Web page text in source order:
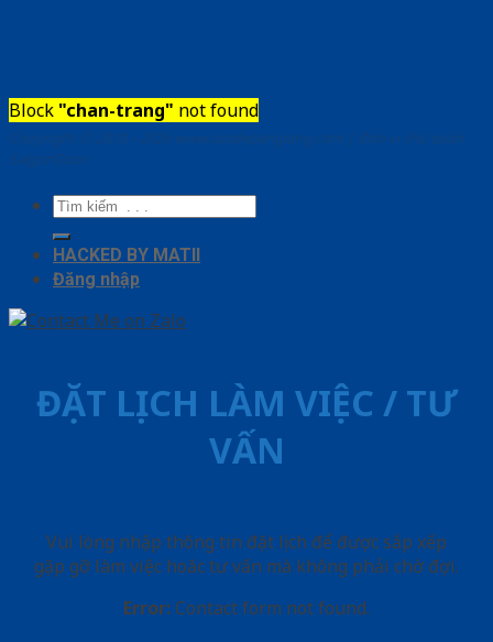
Block "chan-trang" not found
Copyright ⓒ 2010 – 2026 www.cuadepangiang.com | Đơn vị chủ quản
SaigonDoor
Tìm
kiếm:
HACKED BY MATII
Đăng nhập
ĐẶT LỊCH LÀM VIỆC / TƯ
VẤN
Vui lòng nhập thông tin đặt lịch để được sắp xếp
gặp gỡ làm việc hoăc tư vấn mà không phải chờ đợi.
Error: Contact form not found.